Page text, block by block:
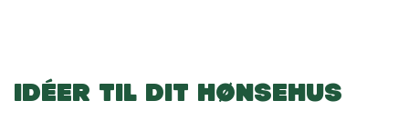
IDÉER TIL DIT HØNSEHUS